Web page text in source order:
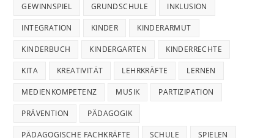
GEWINNSPIEL GRUNDSCHULE INKLUSION
INTEGRATION KINDER KINDERARMUT
KINDERBUCH KINDERGARTEN KINDERRECHTE
KITA KREATIVITÄT LEHRKRÄFTE LERNEN
MEDIENKOMPETENZ MUSIK PARTIZIPATION
PRÄVENTION PÄDAGOGIK
PÄDAGOGISCHE FACHKRÄFTE SCHULE SPIELEN